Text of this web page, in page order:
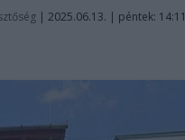
| 2025.06.13. | péntek: 14:11